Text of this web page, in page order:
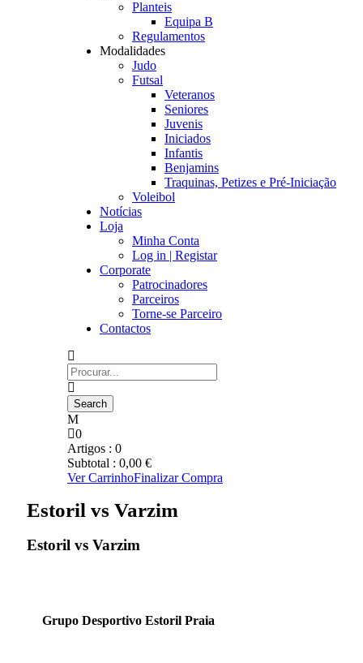
Planteis
Equipa B
Regulamentos
Modalidades
Judo
Futsal
Veteranos
Seniores
Juvenis
Iniciados
Infantis
Benjamins
Traquinas, Petizes e Pré-Iniciação
Voleibol
Notícias
Loja
Minha Conta
Log in | Registar
Corporate
Patrocinadores
Parceiros
Torne-se Parceiro
Contactos
0
Artigos : 0
Subtotal : 0,00 €
Ver CarrinhoFinalizar Compra
Estoril vs Varzim
Estoril vs Varzim
Grupo Desportivo Estoril Praia